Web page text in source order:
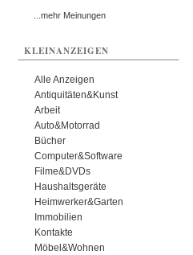
...mehr Meinungen
KLEINANZEIGEN
Alle Anzeigen
Antiquitäten&Kunst
Arbeit
Auto&Motorrad
Bücher
Computer&Software
Filme&DVDs
Haushaltsgeräte
Heimwerker&Garten
Immobilien
Kontakte
Möbel&Wohnen